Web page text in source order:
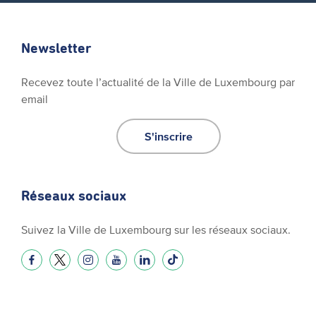
Newsletter
Recevez toute l’actualité de la Ville de Luxembourg par
email
S'inscrire
Réseaux sociaux
Suivez la Ville de Luxembourg sur les réseaux sociaux.